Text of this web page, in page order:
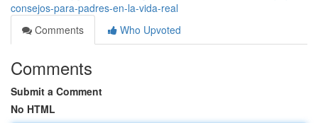
consejos-para-padres-en-la-vida-real
Comments
Who Upvoted
Comments
Submit a Comment
No HTML